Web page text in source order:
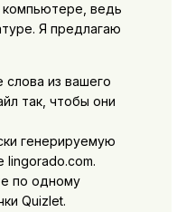
ведь
Я предлагаю
слова из вашего
так, чтобы они
генерируемую
lingorado.com.
по одному
Quizlet.